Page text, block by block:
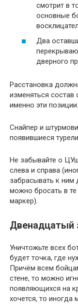
смотрит в
основные
Два
дверного
Расстановка
изменяться
именно эти позиции.
Снайпер и
появившиеся
Не забывайте о
слева и справа
забрасывать к ним
можно бросать в те
маркер).
Двенадцатый
Уничтожьте всех
будет точка, где
Причём всем
стене, то можно
появляющихся на
хочется, то иногда